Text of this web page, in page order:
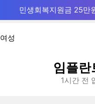
민생회복지원금 25만
여성
임플란
1시간 전